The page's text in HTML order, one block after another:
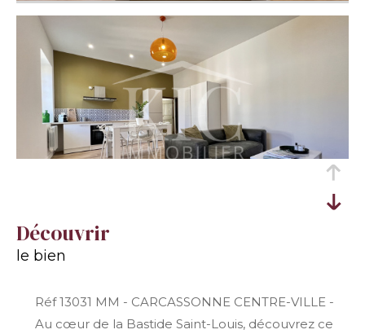
découvrir
le bien
Réf 13031 MM - CARCASSONNE CENTRE-VILLE -
Au cœur de la Bastide Saint-Louis, découvrez ce